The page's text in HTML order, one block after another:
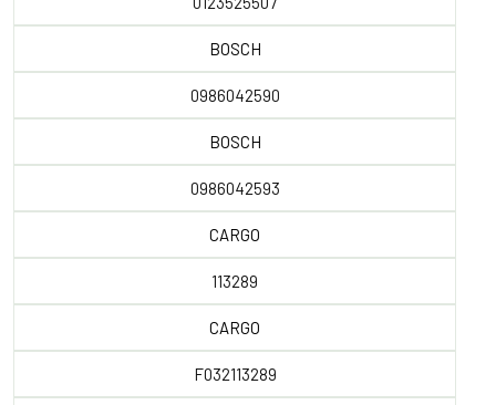
BOSCH
0986042590
BOSCH
0986042593
CARGO
113289
CARGO
F032113289